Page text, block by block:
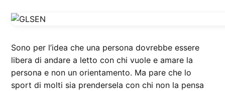
Sono per l’idea che una persona dovrebbe essere
libera di andare a letto con chi vuole e amare la
persona e non un orientamento. Ma pare che lo
sport di molti sia prendersela con chi non la pensa